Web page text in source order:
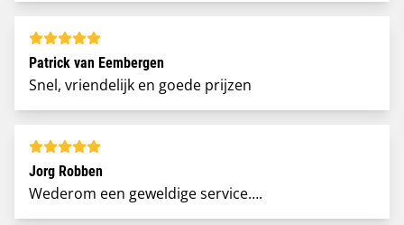
Patrick van Eembergen
Snel, vriendelijk en goede prijzen
Jorg Robben
Wederom een geweldige service….